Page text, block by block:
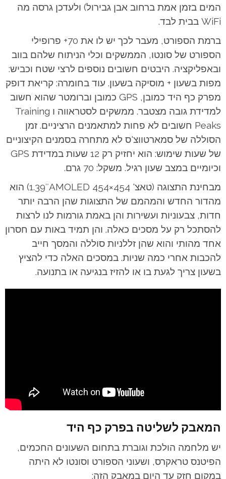
המים בזמן אמת ברחוב אבן גבירול) ולעדכן גרסה מה
WiFi בבית לבד.
ברמת הספורט, מעבר לכך יש לו את 70+ פרופילי
הספורט של סונטו, הממשקים וכלי הניתוח שלהם בווב
ובאפליקציה. היבטים חשובים נוספים לרצי שטח וכביש:
מפות בשעון + מוסיקה בשעון. עוד בחומרה: קריאת דופק
מפרק כף היד כמובן, GPS כמובן וברומטר שהוא חשוב
למדידת גובה מצטבר. ממשקים לסטראווה ו Training
Peaks חשובים לא פחות למתאמנים הרציניים. זמן
הסוללה של סמארטווצ'ס לא מתחרה בסמנים הקיצוניים
של שעות שימוש: הוא יחזיק רק 12 שעות במדידת GPS
וכיומיים במצב שעון רגיל. משקל: 70 גרם.
מבחינת התצוגה (טאצ' 1.39″AMOLED 454×454) הוא
מהדור החדש והמהמם של התצוגות שהן הרבה יותר
חדות, צבעוניות ועשירות והן באמת גורמות לנו לרצות
להסתכל רק על מסכים כאלה. והן תמיד באות עם חסרון
אחד מהותי והוא שהן זללניות סוללה והמסך חייב
להכבות אחרי כמה שניות. במסכים האלה כדי להציץ
בשעון צריך לגעת בו או להזיז בנגיעה או בתנועה.
המאבק לשליטה בפרק כף היד
יש מלחמה הולכת וגוברת בתחום השעונים החכמים,
הפיטנס טראקרס, ושעוני הספורט וסונטו לא היתה
במקום חזק עד היום במאבק הזה: